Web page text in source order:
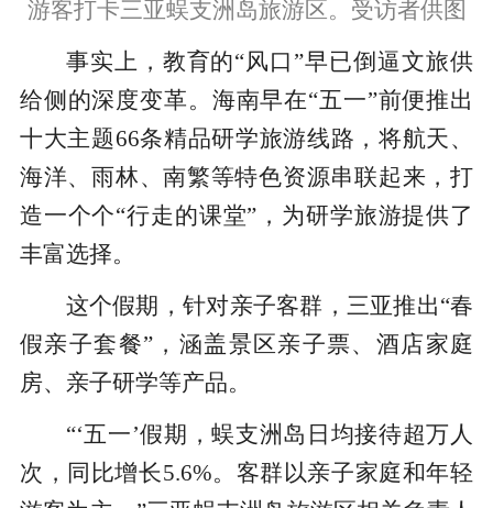
游客打卡三亚蜈支洲岛旅游区。受访者供图
事实上，教育的“风口”早已倒逼文旅供
给侧的深度变革。海南早在“五一”前便推出
十大主题66条精品研学旅游线路，将航天、
海洋、雨林、南繁等特色资源串联起来，打
造一个个“行走的课堂”，为研学旅游提供了
丰富选择。
这个假期，针对亲子客群，三亚推出“春
假亲子套餐”，涵盖景区亲子票、酒店家庭
房、亲子研学等产品。
“‘五一’假期，蜈支洲岛日均接待超万人
次，同比增长5.6%。客群以亲子家庭和年轻